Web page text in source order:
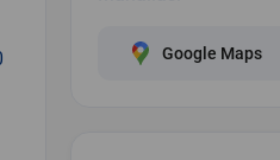
Google Maps